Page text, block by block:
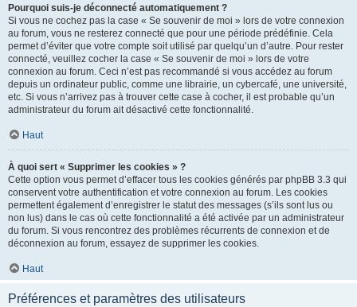
Pourquoi suis-je déconnecté automatiquement ?
Si vous ne cochez pas la case « Se souvenir de moi » lors de votre connexion
au forum, vous ne resterez connecté que pour une période prédéfinie. Cela
permet d’éviter que votre compte soit utilisé par quelqu’un d’autre. Pour rester
connecté, veuillez cocher la case « Se souvenir de moi » lors de votre
connexion au forum. Ceci n’est pas recommandé si vous accédez au forum
depuis un ordinateur public, comme une librairie, un cybercafé, une université,
etc. Si vous n’arrivez pas à trouver cette case à cocher, il est probable qu’un
administrateur du forum ait désactivé cette fonctionnalité.
Haut
À quoi sert « Supprimer les cookies » ?
Cette option vous permet d’effacer tous les cookies générés par phpBB 3.3 qui
conservent votre authentification et votre connexion au forum. Les cookies
permettent également d’enregistrer le statut des messages (s’ils sont lus ou
non lus) dans le cas où cette fonctionnalité a été activée par un administrateur
du forum. Si vous rencontrez des problèmes récurrents de connexion et de
déconnexion au forum, essayez de supprimer les cookies.
Haut
Préférences et paramètres des utilisateurs